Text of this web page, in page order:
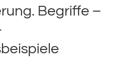
Begriffe –